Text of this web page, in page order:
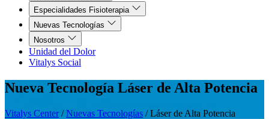
Especialidades Fisioterapia
Nuevas Tecnologías
Nosotros
Unidad del Dolor
Vitalys Social
Nueva Tecnología Láser de Alta Potencia
Vitalys Center / Nuevas Tecnologías /Láser de Alta Potencia